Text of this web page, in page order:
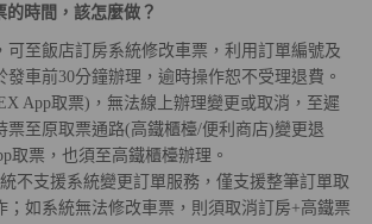
的時間，該怎麼做？
可至飯店訂房系統修改車票，利用訂單編號及
發車前30分鐘辦理，逾時操作恕不受理退費。
App取票)，無法線上辦理變更或取消，至遲
票至原取票通路(高鐵櫃檯/便利商店)變更退
取票，也須至高鐵櫃檯辦理。
不支援系統變更訂單服務，僅支援整筆訂單取
；如系統無法修改車票，則須取消訂房+高鐵票